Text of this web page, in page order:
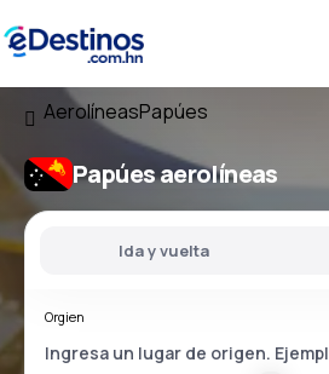
AerolíneasPapúes
Papúes aerolíneas
Ida y vuelta
Orgien